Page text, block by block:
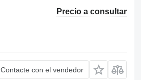
Precio a consultar
Contacte con el vendedor